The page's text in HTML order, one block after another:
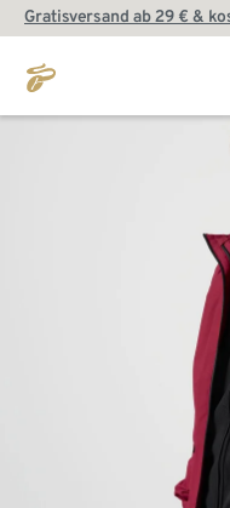
Gratisversand ab 29 € &